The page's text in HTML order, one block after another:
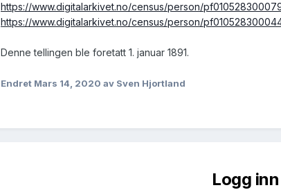
https://www.digitalarkivet.no/census/person/
https://www.digitalarkivet.no/census/person/
Denne tellingen ble foretatt 1. januar 1891.
Endret Mars 14, 2020 av Sven Hjortland
Logg